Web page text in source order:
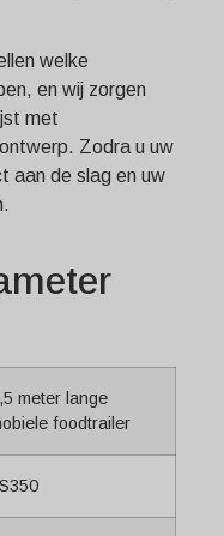
welke
en wij zorgen
met
Zodra u uw
aan de slag en uw
meter lange
foodtrailer